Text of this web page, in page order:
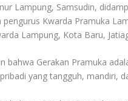
Lampung, Samsudin,
Kwarda Pramuka
Lampung, Kota Baru,
bahwa Gerakan Pramuka
yang tangguh, mandiri,